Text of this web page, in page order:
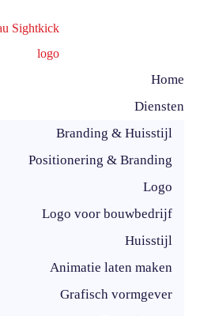
Home
Diensten
Branding & Huisstijl
Positionering & Branding
Logo
Logo voor bouwbedrijf
Huisstijl
Animatie laten maken
Grafisch vormgever